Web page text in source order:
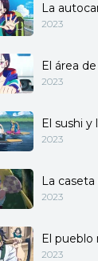
La
2023
El área
2023
El sushi
2023
La
2023
El pueblo
2023